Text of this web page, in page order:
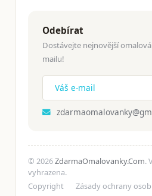
Odebírat
Dostávejte nejnovější
mailu!
© 2026ZdarmaOmalovanky.Com.
vyhrazena.
Copyright
Zásady ochrany